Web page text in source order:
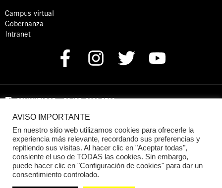
Campus virtual
Gobernanza
Intranet
CONMUTADOR: +52 (55) 8880 5730
Domicilio: Calle Hércules 13,
Benito Juárez, C.P. 03940 Ciudad de México, CDMX
DONACIONES:+52 +52 (55) 8880 5755
© 2024 Amnistía Internacional México
AVISO IMPORTANTE
En nuestro sitio web utilizamos cookies para ofrecerle la
experiencia más relevante, recordando sus preferencias y
repitiendo sus visitas. Al hacer clic en "Aceptar todas",
consiente el uso de TODAS las cookies. Sin embargo,
puede hacer clic en "Configuración de cookies" para dar un
consentimiento controlado.